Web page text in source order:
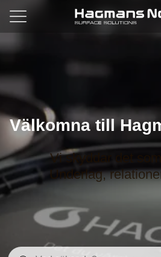
Välkomna till
Vi skyddar det som
Underlag,
Sök